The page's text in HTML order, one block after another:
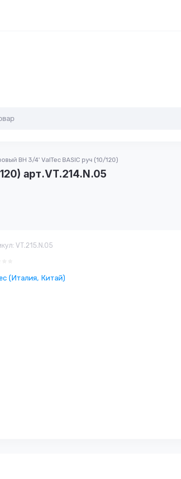
ВН 3/4' ValTec BASIC руч (10/120)
арт.VT.214.N.05
VT.215.N.05
(Италия, Китай)